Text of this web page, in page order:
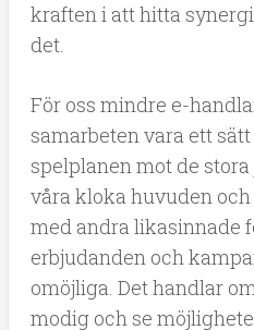
kraften i att hitta
det.
För oss mindre e-
samarbeten vara ett
spelplanen mot de
våra kloka huvuden
med andra likasinnade
erbjudanden och
omöjliga. Det handlar
modig och se